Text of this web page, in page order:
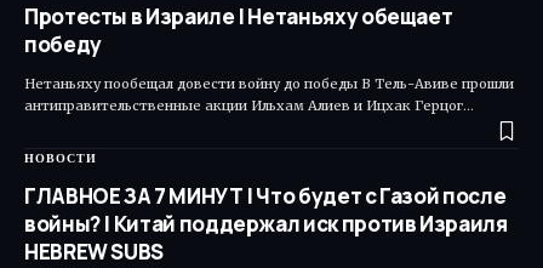
Протесты в Израиле | Нетаньяху обещает
победу
Нетаньяху пообещал довести войну до победы В Тель-Авиве прошли
антиправительственные акции Ильхам Алиев и Ицхак Герцог…
НОВОСТИ
ГЛАВНОЕ ЗА 7 МИНУТ | Что будет с Газой после
войны? | Китай поддержал иск против Израиля
HEBREW SUBS